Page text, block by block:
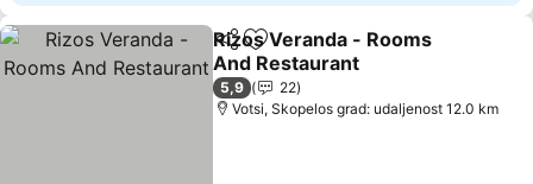
Deli Dodati u favorite
Rizos Veranda - Rooms
And Restaurant
5,9
22
Votsi, Skopelos grad: udaljenost 12.0 km